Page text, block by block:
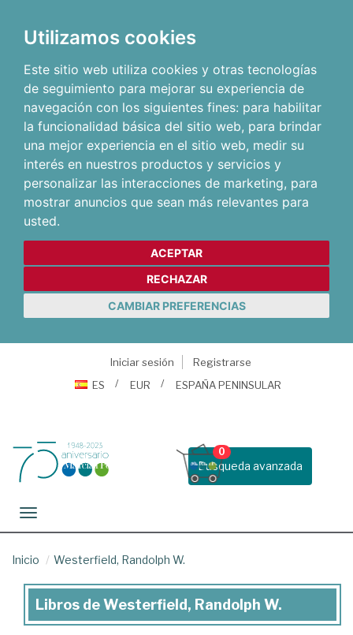
Utilizamos cookies
Este sitio web utiliza cookies y otras tecnologías
de seguimiento para mejorar su experiencia de
navegación con los siguientes fines: para habilitar
la funcionalidad básica del sitio web, para brindar
una mejor experiencia en el sitio web, medir su
interés en nuestros productos y servicios y
personalizar las interacciones de marketing, para
mostrar anuncios que sean más relevantes para
usted.
ACEPTAR
RECHAZAR
CAMBIAR PREFERENCIAS
Iniciar sesión
Registrarse
ES
EUR ESPAÑA PENINSULAR
Busqueda avanzada
0
Toggle navigation
Inicio Westerfield, Randolph W.
Libros
Libros de Westerfield, Randolph W.